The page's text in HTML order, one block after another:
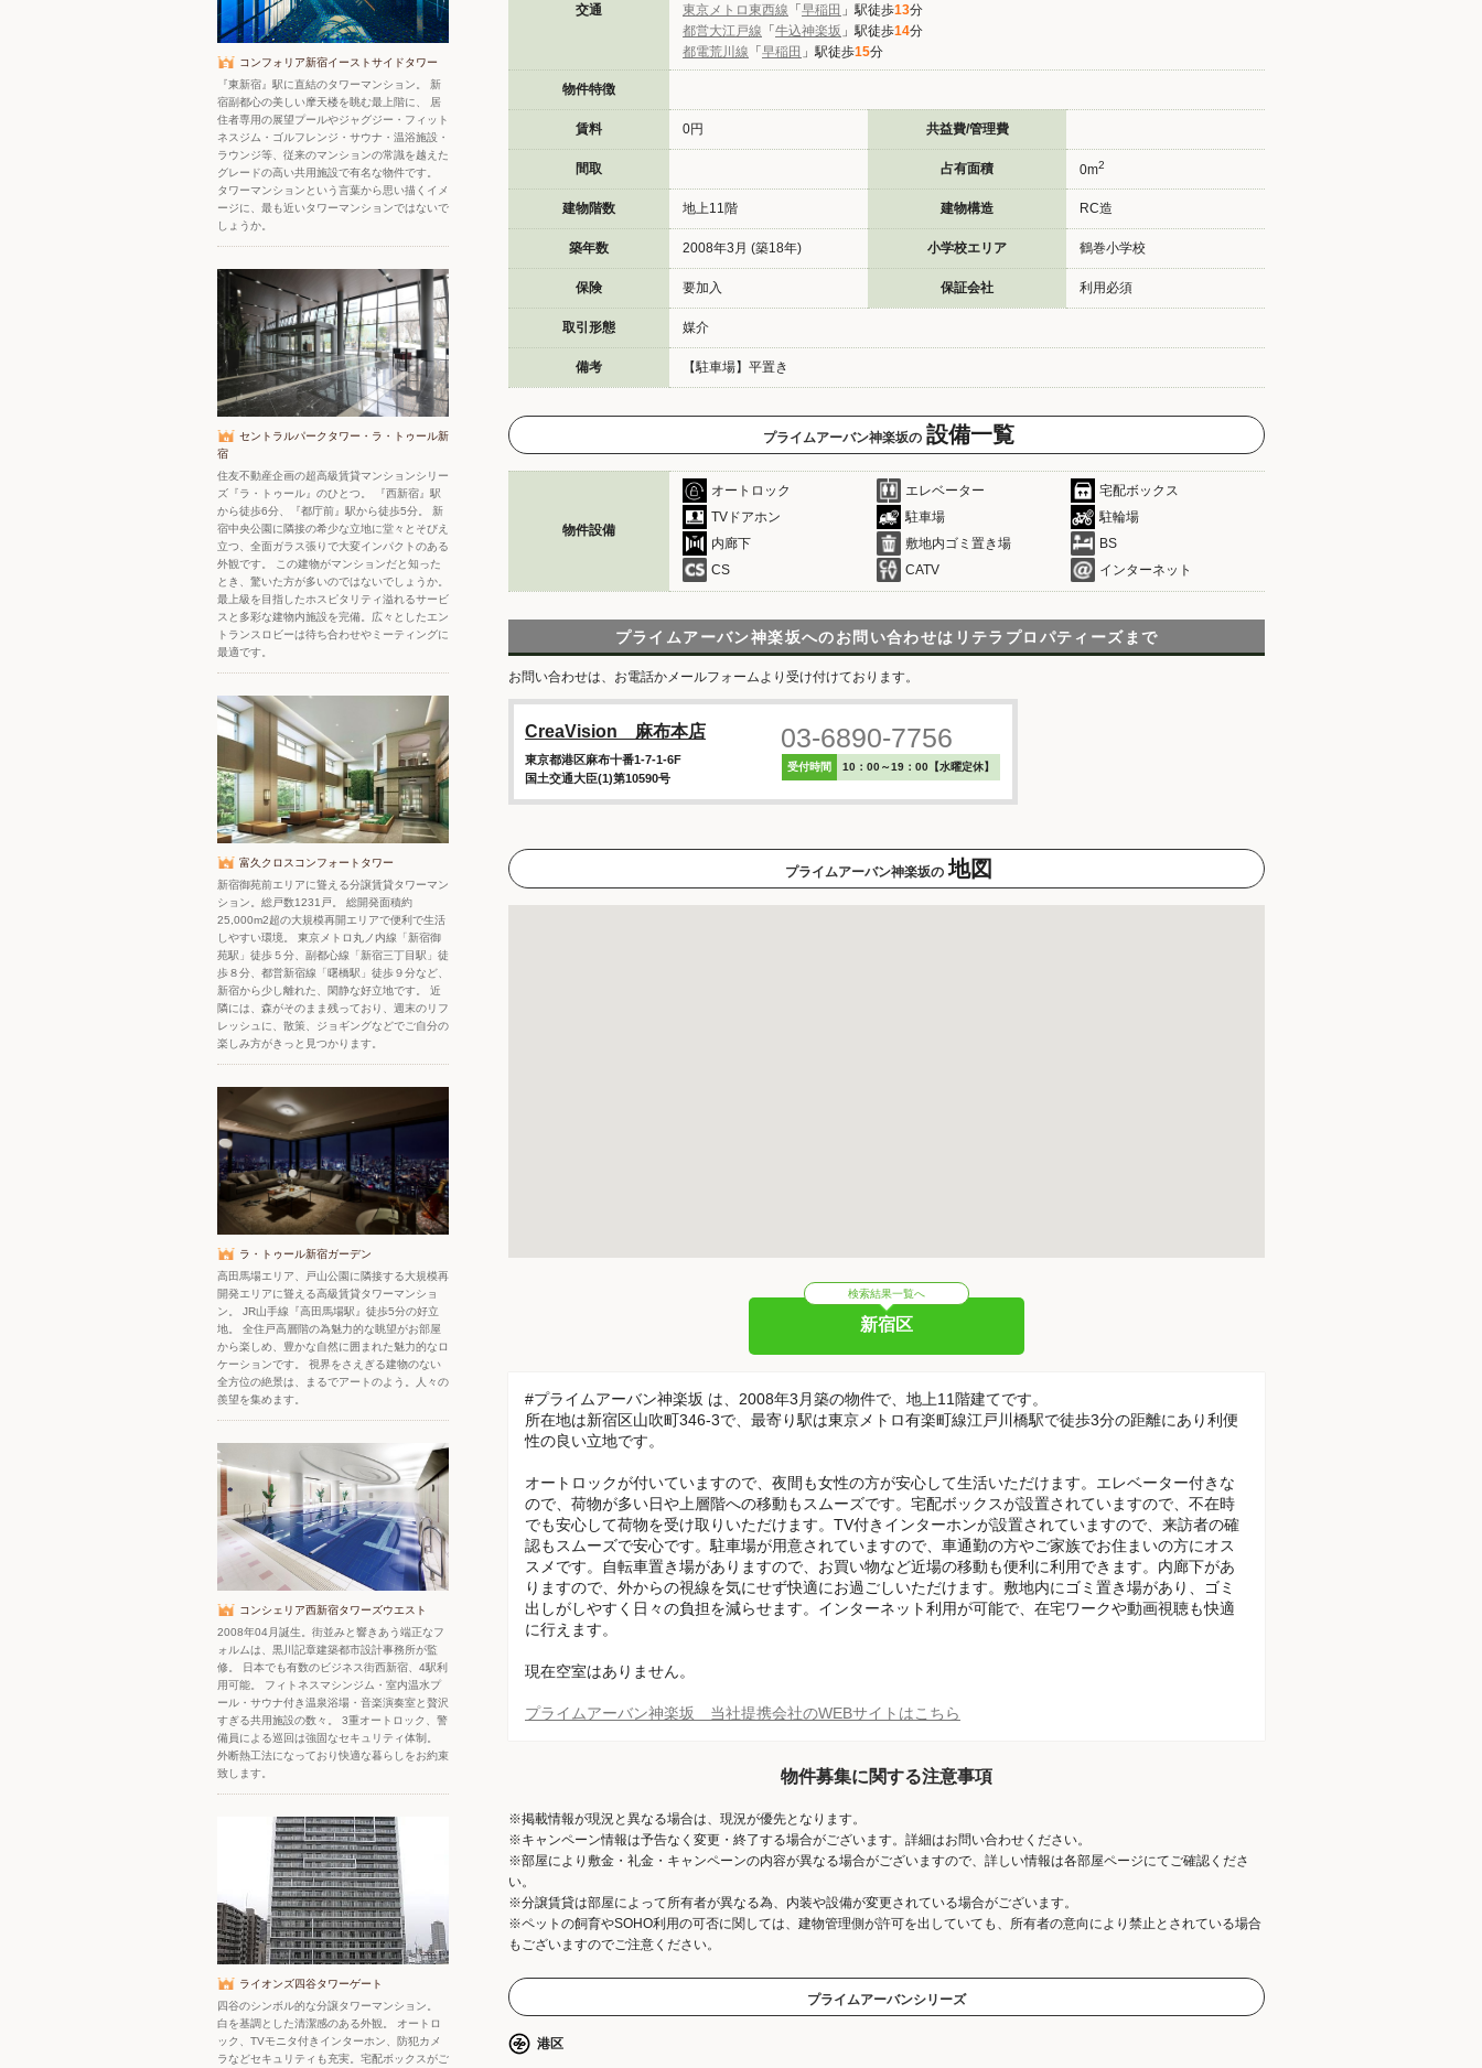
交通
東京メトロ東西線 「早稲田 」駅徒歩13分
都営大江戸線 「牛込神楽坂 」駅徒歩14分
都電荒川線 「早稲田 」駅徒歩15分
物件特徴
賃料 0円 共益費/管理費
間取 占有面積 0m2
建物階数 地上11階 建物構造 RC造
築年数 2008年3月 (築18年) 小学校エリア 鶴巻小学校
保険 要加入 保証会社 利用必須
取引形態 媒介
備考 【駐車場】平置き
プライムアーバン神楽坂の 設備一覧
物件設備
オートロック エレベーター
宅配ボックス
TVドアホン
駐車場
駐輪場
内廊下
敷地内ゴミ置き場
BS
CS
CATV インターネット
プライムアーバン神楽坂へのお問い合わせは リテラプロパティーズまで
お問い合わせは、お電話かメールフォームより受け付けております。
CreaVision 麻布本店
東京都港区麻布十番1-7-1-6F
国土交通大臣(1)第10590号
03-6890-7756
受付時間 10：00～19：00【水曜定休】
プライムアーバン神楽坂の 地図
検索結果一覧へ
新宿区
#プライムアーバン神楽坂 は、2008年3月築の物件で、地上11階建てです。
所在地は新宿区山吹町346-3で、最寄り駅は東京メトロ有楽町線江戸川橋駅で徒歩3分の距離にあり利便
性の良い立地です。
オートロックが付いていますので、夜間も女性の方が安心して生活いただけます。エレベーター付きな
ので、荷物が多い日や上層階への移動もスムーズです。宅配ボックスが設置されていますので、不在時
でも安心して荷物を受け取りいただけます。TV付きインターホンが設置されていますので、来訪者の確
認もスムーズで安心です。駐車場が用意されていますので、車通勤の方やご家族でお住まいの方にオス
スメです。自転車置き場がありますので、お買い物など近場の移動も便利に利用できます。内廊下があ
りますので、外からの視線を気にせず快適にお過ごしいただけます。敷地内にゴミ置き場があり、ゴミ
出しがしやすく日々の負担を減らせます。インターネット利用が可能で、在宅ワークや動画視聴も快適
に行えます。
現在空室はありません。
プライムアーバン神楽坂 当社提携会社のWEBサイトはこちら
物件募集に関する注意事項
※掲載情報が現況と異なる場合は、現況が優先となります。
※キャンペーン情報は予告なく変更・終了する場合がございます。詳細はお問い合わせください。
※部屋により敷金・礼金・キャンペーンの内容が異なる場合がございますので、詳しい情報は各部屋ページにてご確認くださ
い。
※分譲賃貸は部屋によって所有者が異なる為、内装や設備が変更されている場合がございます。
※ペットの飼育やSOHO利用の可否に関しては、建物管理側が許可を出していても、所有者の意向により禁止とされている場合
もございますのでご注意ください。
プライムアーバンシリーズ
港区
コンフォリア新宿イーストサイドタワー
『東新宿』駅に直結のタワーマンション。 新
宿副都心の美しい摩天楼を眺む最上階に、 居
住者専用の展望プールやジャグジー・フィット
ネスジム・ゴルフレンジ・サウナ・温浴施設・
ラウンジ等、従来のマンションの常識を越えた
グレードの高い共用施設で有名な物件です。
タワーマンションという言葉から思い描くイメ
ージに、最も近いタワーマンションではないで
しょうか。
セントラルパークタワー・ラ・トゥール新
宿
住友不動産企画の超高級賃貸マンションシリー
ズ『ラ・トゥール』のひとつ。 『西新宿』駅
から徒歩6分、『都庁前』駅から徒歩5分。 新
宿中央公園に隣接の希少な立地に堂々とそびえ
立つ、全面ガラス張りで大変インパクトのある
外観です。 この建物がマンションだと知った
とき、驚いた方が多いのではないでしょうか。
最上級を目指したホスピタリティ溢れるサービ
スと多彩な建物内施設を完備。広々としたエン
トランスロビーは待ち合わせやミーティングに
最適です。
富久クロスコンフォートタワー
新宿御苑前エリアに聳える分譲賃貸タワーマン
ション。総戸数1231戸。 総開発面積約
25,000m2超の大規模再開エリアで便利で生活
しやすい環境。 東京メトロ丸ノ内線「新宿御
苑駅」徒歩５分、副都心線「新宿三丁目駅」徒
歩８分、都営新宿線「曙橋駅」徒歩９分など、
新宿から少し離れた、閑静な好立地です。 近
隣には、森がそのまま残っており、週末のリフ
レッシュに、散策、ジョギングなどでご自分の
楽しみ方がきっと見つかります。
ラ・トゥール新宿ガーデン
高田馬場エリア、戸山公園に隣接する大規模再
開発エリアに聳える高級賃貸タワーマンショ
ン。 JR山手線『高田馬場駅』徒歩5分の好立
地。 全住戸高層階の為魅力的な眺望がお部屋
から楽しめ、豊かな自然に囲まれた魅力的なロ
ケーションです。 視界をさえぎる建物のない
全方位の絶景は、まるでアートのよう。人々の
羨望を集めます。
コンシェリア西新宿タワーズウエスト
2008年04月誕生。街並みと響きあう端正なフ
ォルムは、黒川記章建築都市設計事務所が監
修。 日本でも有数のビジネス街西新宿、4駅利
用可能。 フィトネスマシンジム・室内温水プ
ール・サウナ付き温泉浴場・音楽演奏室と贅沢
すぎる共用施設の数々。 3重オートロック、警
備員による巡回は強固なセキュリティ体制。
外断熱工法になっており快適な暮らしをお約束
致します。
ライオンズ四谷タワーゲート
四谷のシンボル的な分譲タワーマンション。
白を基調とした清潔感のある外観。 オートロ
ック、TVモニタ付きインターホン、防犯カメ
ラなどセキュリティも充実。宅配ボックスがご